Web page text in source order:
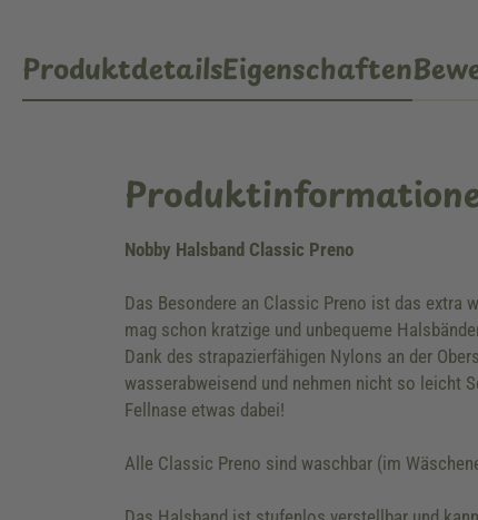
ProduktdetailsEigenschaften
Nobby Halsband Classic Preno
Das Besondere an Classic Preno ist das extra
mag schon kratzige und unbequeme
Dank des strapazierfähigen Nylons an der
wasserabweisend und nehmen nicht so leicht
Fellnase etwas dabei!
Alle Classic Preno sind waschbar (im